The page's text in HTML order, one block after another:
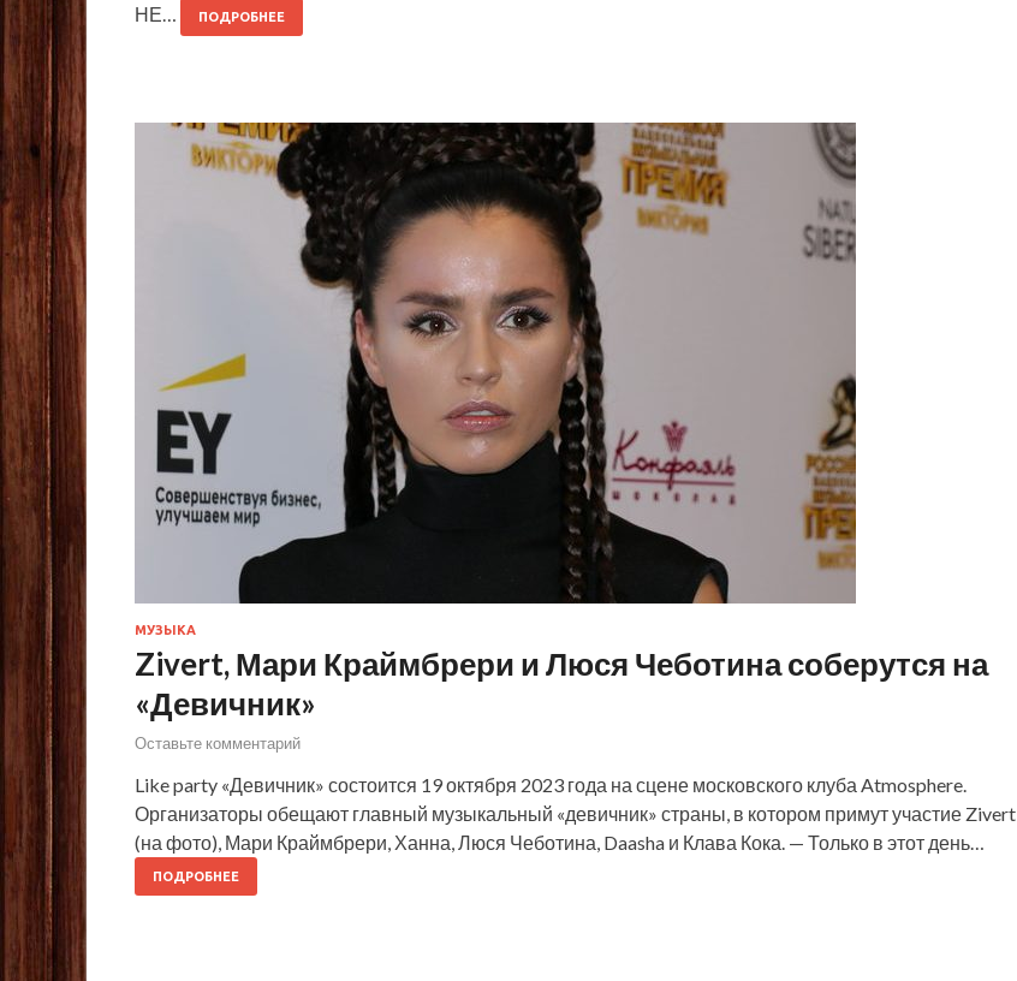
НЕ…
ПОДРОБНЕЕ
МУЗЫКА
Zivert, Мари Краймбрери и Люся Чеботина соберутся на
«Девичник»
Оставьте комментарий
Like party «Девичник» состоится 19 октября 2023 года на сцене московского клуба Atmosphere.
Организаторы обещают главный музыкальный «девичник» страны, в котором примут участие Zivert
(на фото), Мари Краймбрери, Ханна, Люся Чеботина, Daasha и Клава Кока. — Только в этот день…
ПОДРОБНЕЕ